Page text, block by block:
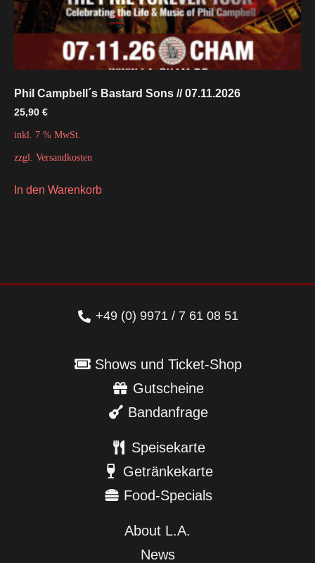
Phil Campbell´s Bastard Sons // 07.11.2026
25,90 €
inkl. 7 % MwSt.
zzgl. Versandkosten
In den Warenkorb
+49 (0) 9971 / 7 61 08 51
Shows und Ticket-Shop
Gutscheine
Bandanfrage
Speisekarte
Getränkekarte
Food-Specials
About L.A.
News